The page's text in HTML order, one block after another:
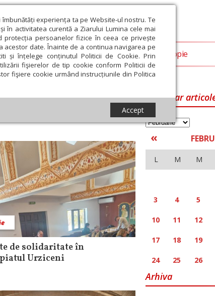
experiența ta pe Website-ul nostru. Te
în activitatea curentă a Ziarului Lumina cele mai
protecția persoanelor fizice în ceea ce privește
date. Înainte de a continua navigarea pe
și înțelege conținutul Politicii de Cookie. Prin
fişierelor de tip cookie conform Politicii de
fişiere cookie urmând instrucțiunile din Politica
Accept
Cultură Societate Opinii Filantropie
pagina 10
de solidaritate în
Urziceni
Calendar
«
L M M
3 4 5
10 11 12
17 18 19
24 25 26
Arhiva